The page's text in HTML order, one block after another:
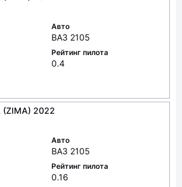
Авто
ВАЗ 2105
Рейтинг пилота
0.4
(ZIMA) 2022
Авто
ВАЗ 2105
Рейтинг пилота
0.16